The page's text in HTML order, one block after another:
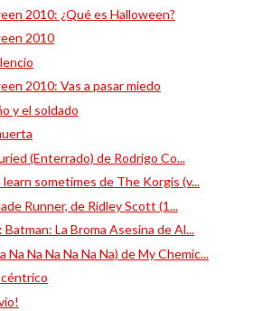
2010: ¿Qué es Halloween?
2010
2010: Vas a pasar miedo
y el soldado
(Enterrado) de Rodrigo Co...
sometimes de The Korgis (v...
Runner, de Ridley Scott (1...
La Broma Asesina de Al...
Na Na Na Na Na Na) de My Chemic...